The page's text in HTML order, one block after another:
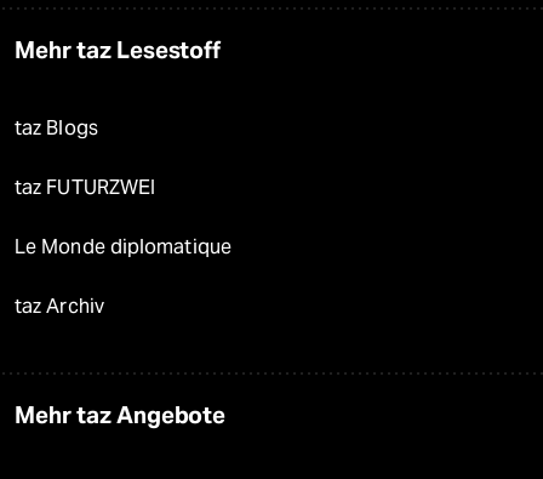
Mehr taz Lesestoff
taz Blogs
taz FUTURZWEI
Le Monde diplomatique
taz Archiv
Mehr taz Angebote